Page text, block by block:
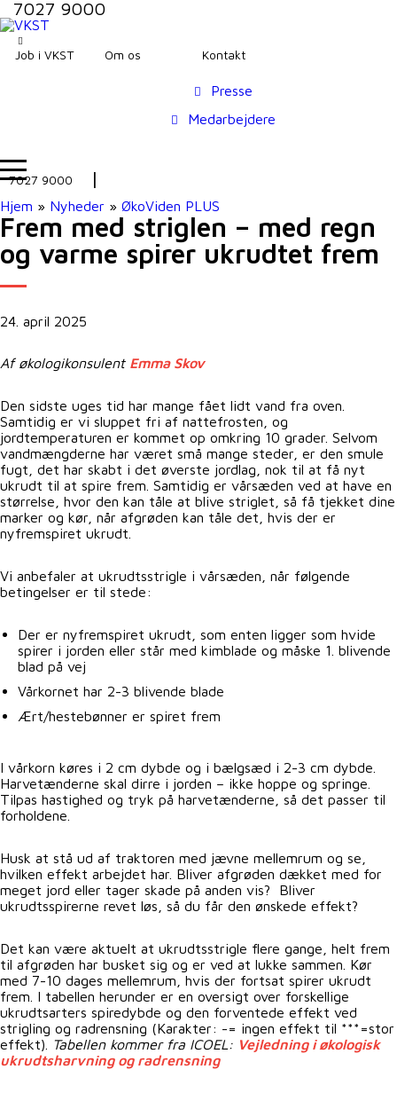
7027 9000
Job i VKST Om os Kontakt
Presse
Medarbejdere
7027 9000
Hjem » Nyheder » ØkoViden PLUS
Frem med striglen – med regn
og varme spirer ukrudtet frem
24. april 2025
Af økologikonsulent Emma Skov
Den sidste uges tid har mange fået lidt vand fra oven.
Samtidig er vi sluppet fri af nattefrosten, og
jordtemperaturen er kommet op omkring 10 grader. Selvom
vandmængderne har været små mange steder, er den smule
fugt, det har skabt i det øverste jordlag, nok til at få nyt
ukrudt til at spire frem. Samtidig er vårsæden ved at have en
størrelse, hvor den kan tåle at blive striglet, så få tjekket dine
marker og kør, når afgrøden kan tåle det, hvis der er
nyfremspiret ukrudt.
Vi anbefaler at ukrudtsstrigle i vårsæden, når følgende
betingelser er til stede:
Der er nyfremspiret ukrudt, som enten ligger som hvide
spirer i jorden eller står med kimblade og måske 1. blivende
blad på vej
Vårkornet har 2-3 blivende blade
Ært/hestebønner er spiret frem
I vårkorn køres i 2 cm dybde og i bælgsæd i 2-3 cm dybde.
Harvetænderne skal dirre i jorden – ikke hoppe og springe.
Tilpas hastighed og tryk på harvetænderne, så det passer til
forholdene.
Husk at stå ud af traktoren med jævne mellemrum og se,
hvilken effekt arbejdet har. Bliver afgrøden dækket med for
meget jord eller tager skade på anden vis? Bliver
ukrudtsspirerne revet løs, så du får den ønskede effekt?
Det kan være aktuelt at ukrudtsstrigle flere gange, helt frem
til afgrøden har busket sig og er ved at lukke sammen. Kør
med 7-10 dages mellemrum, hvis der fortsat spirer ukrudt
frem. I tabellen herunder er en oversigt over forskellige
ukrudtsarters spiredybde og den forventede effekt ved
strigling og radrensning (Karakter: -= ingen effekt til ***=stor
effekt).
Tabellen kommer fra ICOEL: Vejledning i økologisk
ukrudtsharvning og radrensning